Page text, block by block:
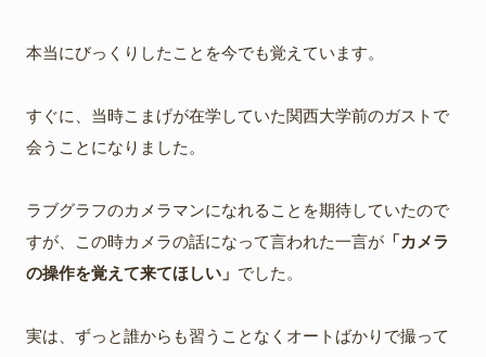
本当にびっくりしたことを今でも覚えています。
すぐに、当時こまげが在学していた関西大学前のガストで
会うことになりました。
ラブグラフのカメラマンになれることを期待していたので
すが、この時カメラの話になって言われた一言が 「カメラ
の操作を覚えて来てほしい」 でした。
実は、ずっと誰からも習うことなくオートばかりで撮って